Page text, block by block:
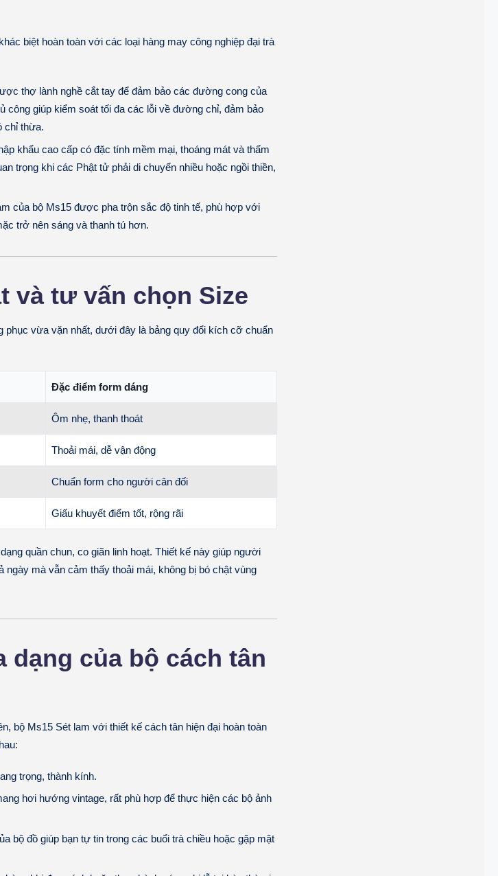
biệt hoàn toàn với các loại hàng may công nghiệp đại trà
thợ lành nghề cắt tay để đảm bảo các đường cong của
giúp kiểm soát tối đa các lỗi về đường chỉ, đảm bảo
chỉ thừa.
khẩu cao cấp có đặc tính mềm mại, thoáng mát và thấm
trọng khi các Phật tử phải di chuyển nhiều hoặc ngồi thiền,
của bộ Ms15 được pha trộn sắc độ tinh tế, phù hợp với
trở nên sáng và thanh tú hơn.
và tư vấn chọn Size
vừa vặn nhất, dưới đây là bảng quy đổi kích cỡ chuẩn
Đặc điểm form dáng
Ôm nhẹ, thanh thoát
Thoải mái, dễ vận động
Chuẩn form cho người cân đối
Giấu khuyết điểm tốt, rộng rãi
quần chun, co giãn linh hoạt. Thiết kế này giúp người
ngày mà vẫn cảm thấy thoải mái, không bị bó chật vùng
dạng của bộ cách tân
bộ Ms15 Sét lam với thiết kế cách tân hiện đại hoàn toàn
trọng, thành kính.
hơi hướng vintage, rất phù hợp để thực hiện các bộ ảnh
bộ đồ giúp bạn tự tin trong các buổi trà chiều hoặc gặp mặt